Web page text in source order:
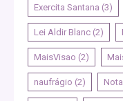
Exercita Santana (3)
Lei Aldir Blanc (2)
MaisVisao (2)
naufrágio (2) Nota